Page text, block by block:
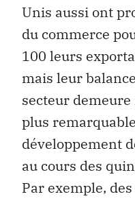
Unis aussi ont
du commerce
100 leurs
mais leur
secteur
plus
développement
au cours des
Par exemple,